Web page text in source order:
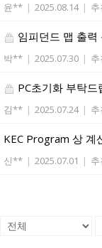
윤** | 2025.08.14 |
임피던드 맵 출력
박** | 2025.07.30 |
PC초기화 부탁드
김** | 2025.07.24 |
KEC Program 상 계
신** | 2025.07.01 |